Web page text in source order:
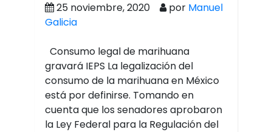
25 noviembre, 2020 por Manuel
Galicia
Consumo legal de marihuana
gravará IEPS La legalización del
consumo de la marihuana en México
está por definirse. Tomando en
cuenta que los senadores aprobaron
la Ley Federal para la Regulación del